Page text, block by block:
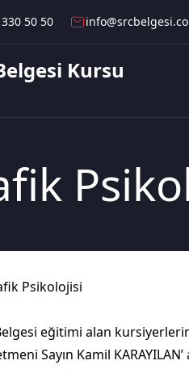
50 50 info@srcbelgesi.co
eğitimi alan
Sayın Kamil